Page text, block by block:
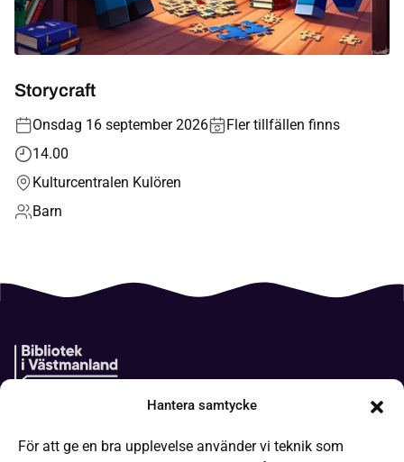
Hantera samtycke
För att ge en bra upplevelse använder vi teknik som
Storycraft
Onsdag 16 september 2026
Fler tillfällen finns
14.00
Kulturcentralen Kulören
Barn
It-hjälp